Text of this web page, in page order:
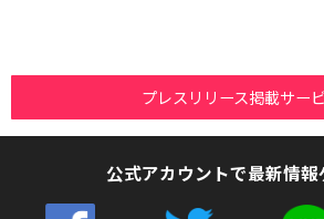
プレスリリース掲載サー
公式アカウントで最新情報